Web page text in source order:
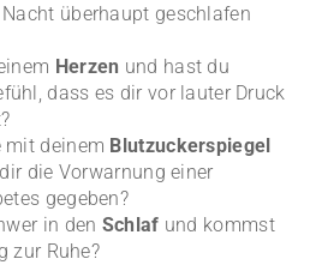
überhaupt geschlafen
Herzen und hast du
dass es dir vor lauter Druck
mit deinem Blutzuckerspiegel
die Vorwarnung einer
gegeben?
in den Schlaf und kommst
zur Ruhe?